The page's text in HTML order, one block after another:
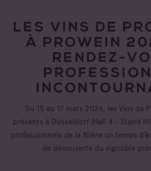
LES VINS DE
À PROWEIN
RENDEZ-
Du 15 au 17 mars 2026, les Vins de
présents à Düsseldorf (Hall 4 - Stand
professionnels de la filière un temps
de découverte du vignoble